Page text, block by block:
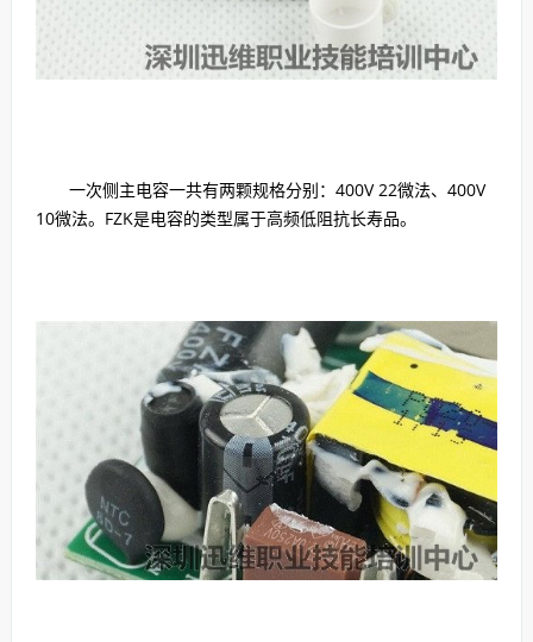
一次侧主电容一共有两颗规格分别：400V 22微法、400V
10微法。FZK是电容的类型属于高频低阻抗长寿品。